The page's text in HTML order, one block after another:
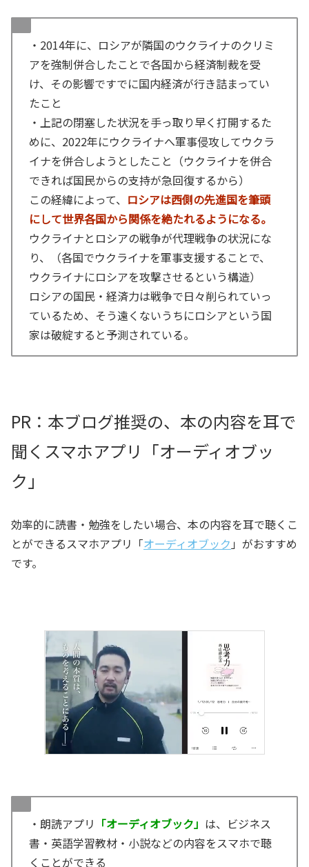
・2014年に、ロシアが隣国のウクライナのクリミ
アを強制併合したことで各国から経済制裁を受
け、その影響ですでに国内経済が行き詰まってい
たこと
・上記の閉塞した状況を手っ取り早く打開するた
めに、2022年にウクライナへ軍事侵攻してウクラ
イナを併合しようとしたこと（ウクライナを併合
できれば国民からの支持が急回復するから）
この経緯によって、 ロシアは西側の先進国を筆頭
にして世界各国から関係を絶たれるようになる。
ウクライナとロシアの戦争が代理戦争の状況にな
り、（各国でウクライナを軍事支援することで、
ウクライナにロシアを攻撃させるという構造）
ロシアの国民・経済力は戦争で日々削られていっ
ているため、そう遠くないうちにロシアという国
家は破綻すると予測されている。
PR：本ブログ推奨の、本の内容を耳で
聞くスマホアプリ「オーディオブッ
ク」
効率的に読書・勉強をしたい場合、本の内容を耳で聴くこ
とができるスマホアプリ「オーディオブック 」がおすすめ
です。
・朗読アプリ 「オーディオブック」 は、ビジネス
書・英語学習教材・小説などの内容をスマホで聴
くことができる